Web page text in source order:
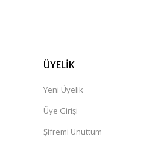
ÜYELİK
Yeni Üyelik
Üye Girişi
Şifremi Unuttum